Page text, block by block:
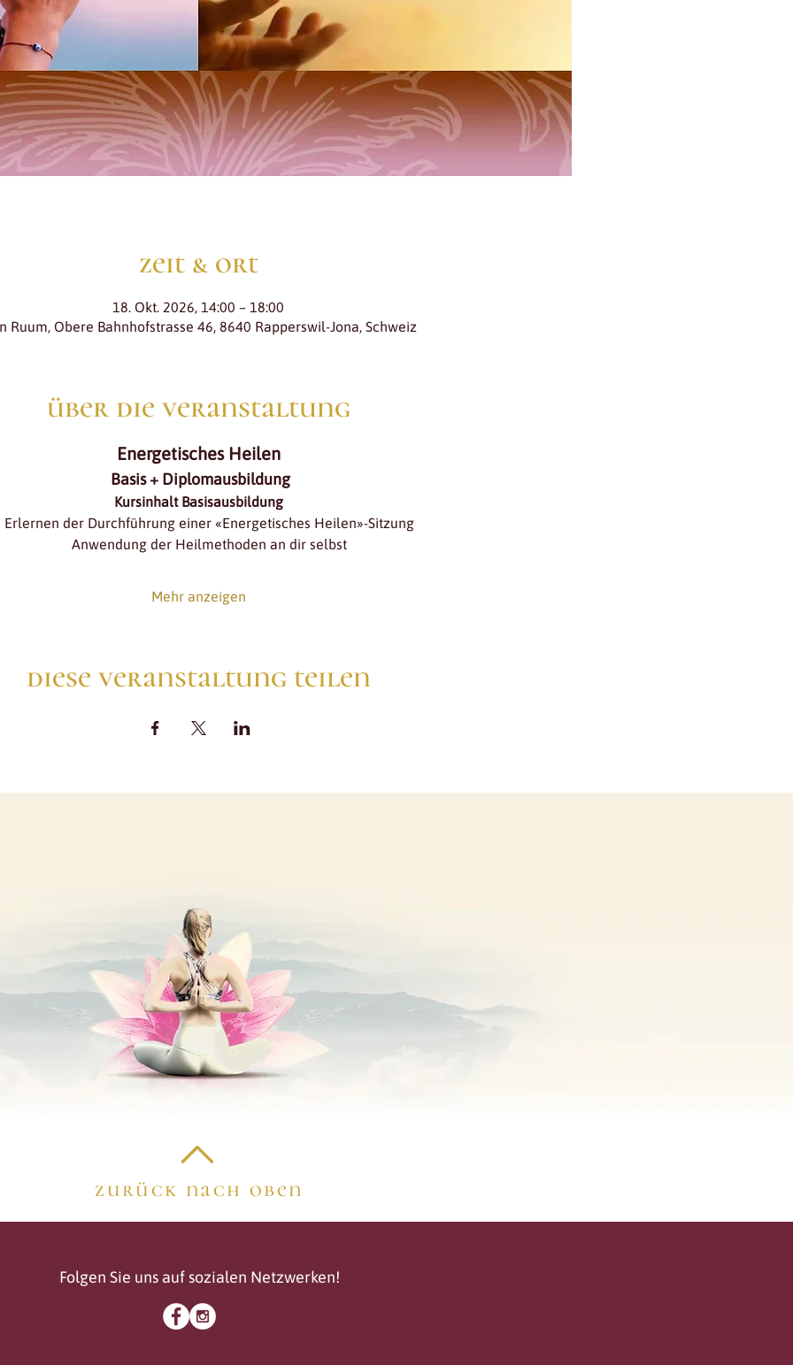
zeit & ort
18. Okt. 2026, 14:00 – 18:00
Ruum, Obere Bahnhofstrasse 46, 8640 Rapperswil-Jona, Schweiz
über die veranstaltung
Energetisches Heilen
Basis + Diplomausbildung
Kursinhalt Basisausbildung
Erlernen der Durchführung einer «Energetisches Heilen»-Sitzung
Anwendung der Heilmethoden an dir selbst
Mehr anzeigen
diese veranstaltung teilen
zurück nach oben
Folgen Sie uns auf sozialen Netzwerken!